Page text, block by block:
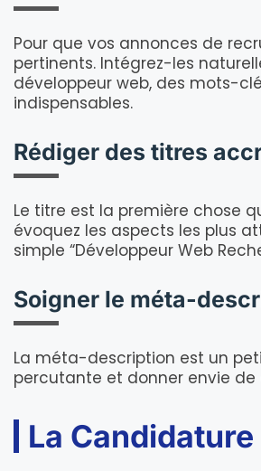
Pour que vos annonces de
pertinents. Intégrez-les
développeur web, des mots-
indispensables.
Rédiger des titres
Le titre est la première chose
évoquez les aspects les plus
simple “Développeur Web
Soigner le méta-
La méta-description est un
percutante et donner envie de
La